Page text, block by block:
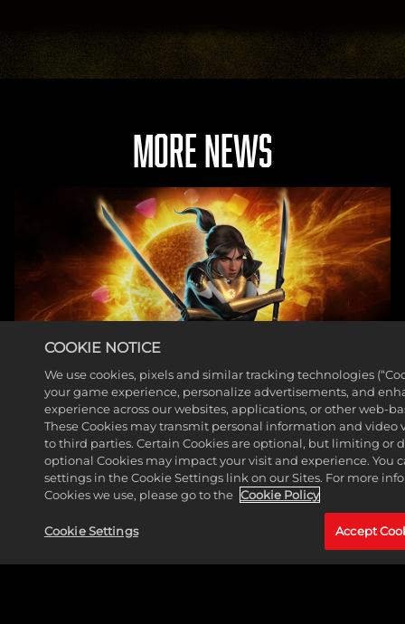
MORE NEWS
헌터가 마블 퍼즐 퀘스트 로
스터에 합류합니다
더 읽어보기
COOKIE NOTICE
We use cookies, pixels and similar tracking technologies
your game experience, personalize advertisements, and
experience across our websites, applications, or other web-
These Cookies may transmit personal information and
to third parties. Certain Cookies are optional, but limiting or
optional Cookies may impact your visit and experience. You
settings in the Cookie Settings link on our Sites. For more
Cookies we use, please go to the Cookie Policy
Cookie Settings Accept